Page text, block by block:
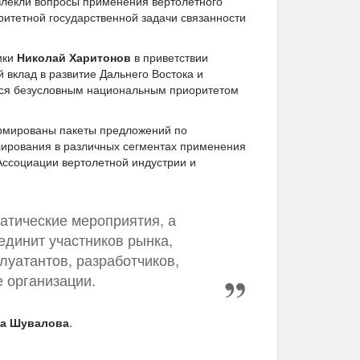
государственной задачи связанности
Николай Харитонов в приветствии
в развитие Дальнего Востока и
безусловным национальным приоритетом
пакеты предложений по
в различных сегментах применения
вертолетной индустрии и
мероприятия, а
участников рынка,
разработчиков,
Шувалова.